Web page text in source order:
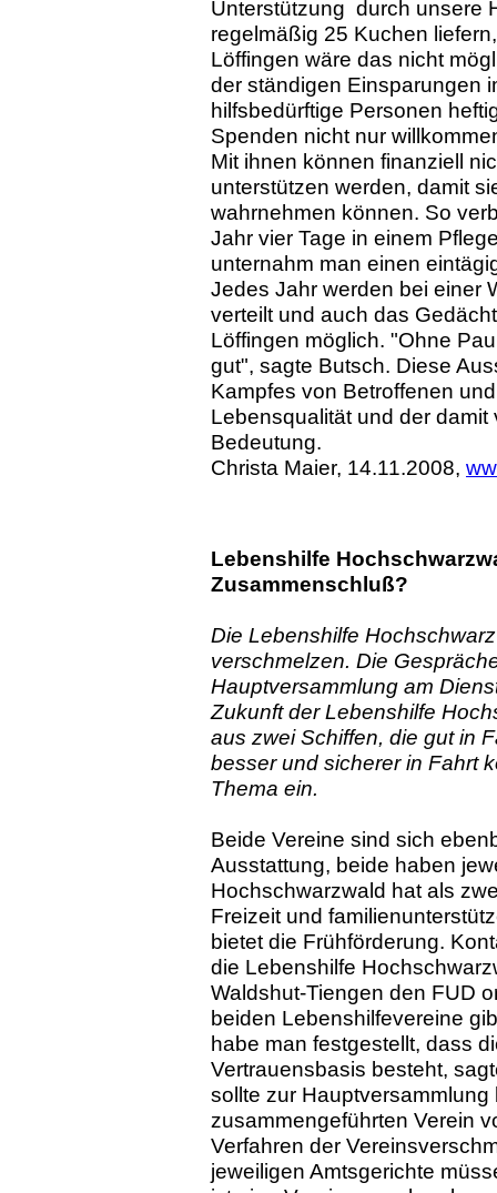
Unterstützung durch unsere
regelmäßig 25 Kuchen
Löffingen wäre das nicht
der ständigen Einsparungen
hilfsbedürftige Personen
Spenden nicht nur
Mit ihnen können finanziell
unterstützen werden, damit
wahrnehmen können. So
Jahr vier Tage in einem
unternahm man einen
Jedes Jahr werden bei einer
verteilt und auch das
Löffingen möglich. "Ohne
gut", sagte Butsch. Diese
Kampfes von Betroffenen
Lebensqualität und der
Bedeutung.
Christa Maier, 14.11.2008,
Lebenshilfe
Zusammenschluß?
Die Lebenshilfe
verschmelzen. Die
Hauptversammlung am
Zukunft der Lebenshilfe
aus zwei Schiffen, die gut in
besser und sicherer in Fahrt
Thema ein.
Beide Vereine sind sich
Ausstattung, beide haben
Hochschwarzwald hat als
Freizeit und
bietet die Frühförderung.
die Lebenshilfe
Waldshut-Tiengen den FUD
beiden Lebenshilfevereine
habe man festgestellt, dass
Vertrauensbasis besteht,
sollte zur
zusammengeführten Verein
Verfahren der
jeweiligen Amtsgerichte